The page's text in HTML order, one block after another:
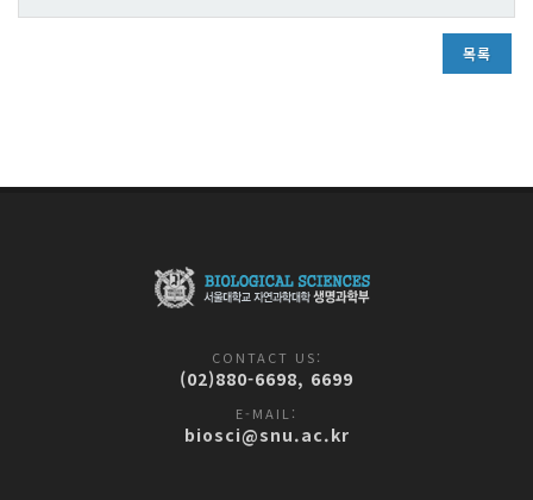
목록
CONTACT US:
(02)880-6698, 6699
E-MAIL:
biosci@snu.ac.kr